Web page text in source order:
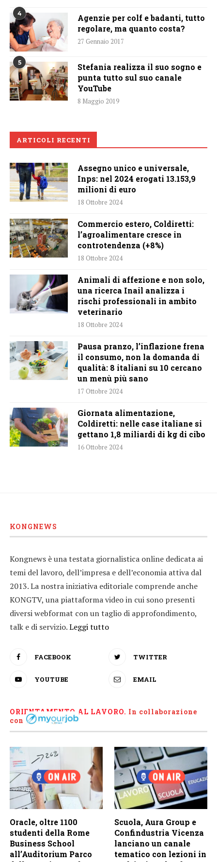
4
Agenzie per colf e badanti, tutto
regolare, ma quanto costa?
27 Gennaio 2017
5
Stefania realizza il suo sogno e
punta tutto sul suo canale
YouTube
8 Maggio 2019
ARTICOLI RECENTI
Assegno unico e universale,
Inps: nel 2024 erogati 13.153,9
milioni di euro
18 Ottobre 2024
Commercio estero, Coldiretti:
l’agroalimentare cresce in
controtendenza (+8%)
18 Ottobre 2024
Animali di affezione e non solo,
una ricerca Inail analizza i
rischi professionali in ambito
veterinario
18 Ottobre 2024
Pausa pranzo, l’inflazione frena
il consumo, non la domanda di
qualità: 8 italiani su 10 cercano
un menù più sano
17 Ottobre 2024
Giornata alimentazione,
Coldiretti: nelle case italiane si
gettano 1,8 miliardi di kg di cibo
16 Ottobre 2024
KONGNEWS
Kongnews è una testata giornalistica online dedicata ai
temi del lavoro, dell’impresa e dell’economia attiva dal
2013. La nostra iniziativa editoriale comprende anche
KONGTV, una piattaforma video in cui sono presenti
diversi webformat con un taglio di approfondimento,
talk e di servizio.Leggi tutto
FACEBOOK TWITTER
YOUTUBE EMAIL
ORIENTAMENTO AL LAVORO. In collaborazione
con
Oracle, oltre 1100
studenti della Rome
Business School
all’Auditorium Parco
Scuola, Aura Group e
Confindustria Vicenza
lanciano un canale
tematico con lezioni in